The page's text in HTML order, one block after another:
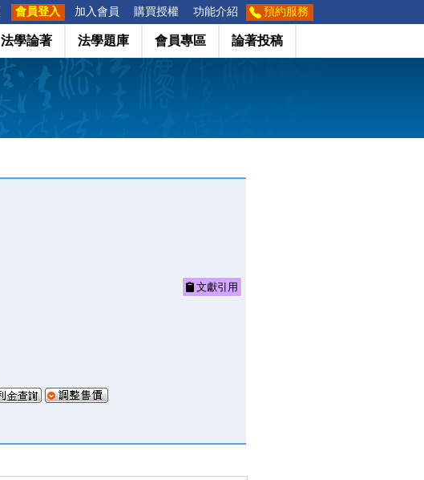
會員登入 加入會員 購買授權 功能介紹 預約服務
法學論著 法學題庫 會員專區 論著投稿
文獻引用